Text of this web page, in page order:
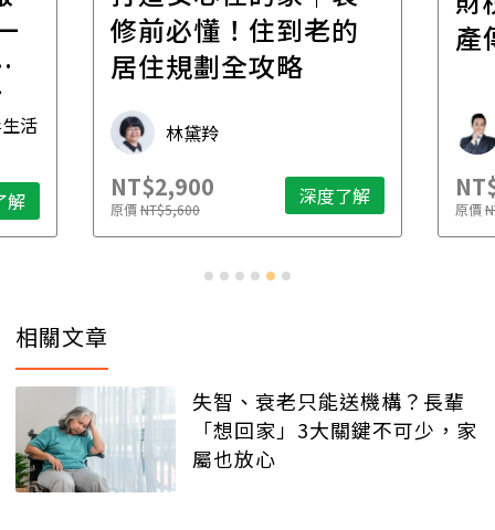
活
解
修前必懂！住到老的
居住規劃全攻略
林黛羚
NT$2,900
原價NT$5,600 深度了解
產
原價
相關文章
失智、衰老只能送機構？長輩
「想回家」3大關鍵不可少，家
屬也放心